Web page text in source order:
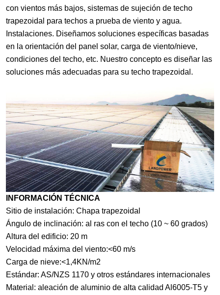
con vientos más bajos, sistemas de sujeción de techo
trapezoidal para techos a prueba de viento y agua.
Instalaciones. Diseñamos soluciones específicas basadas
en la orientación del panel solar, carga de viento/nieve,
condiciones del techo, etc. Nuestro concepto es diseñar las
soluciones más adecuadas para su techo trapezoidal.
INFORMACIÓN TÉCNICA
Sitio de instalación: Chapa trapezoidal
Ángulo de inclinación: al ras con el techo (10 ~ 60 grados)
Altura del edificio: 20 m
Velocidad máxima del viento:<60 m/s
Carga de nieve:<1,4KN/m2
Estándar: AS/NZS 1170 y otros estándares internacionales
Material: aleación de aluminio de alta calidad Al6005-T5 y